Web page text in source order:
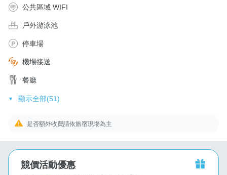
公共區域 WIFI
戶外游泳池
停車場
機場接送
餐廳
顯示全部(51)
是否額外收費請依旅宿現場為主
競價活動優惠